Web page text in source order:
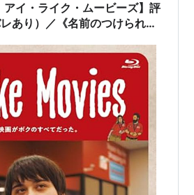
イ・ライク・ムービーズ】評
あり）／《名前のつけられな